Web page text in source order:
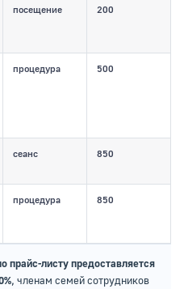
посещение 200
процедура 500
сеанс 850
процедура 850
прайс-листу предоставляется
, членам семей сотрудников